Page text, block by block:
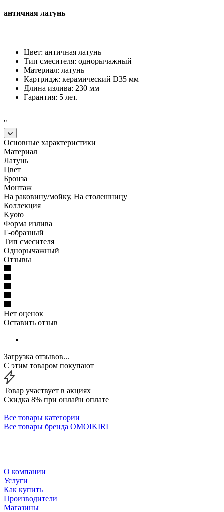
античная латунь
Цвет: античная латунь
Тип смесителя: однорычажный
Материал: латунь
Картридж: керамический D35 мм
Длина излива: 230 мм
Гарантия: 5 лет.
"
Основные характеристики
Материал
Латунь
Цвет
Бронза
Монтаж
На раковину/мойку, На столешницу
Коллекция
Kyoto
Форма излива
Г-образный
Тип смесителя
Однорычажный
Отзывы
Нет оценок
Оставить отзыв
Загрузка отзывов...
С этим товаром покупают
Товар участвует в акциях
Скидка 8% при онлайн оплате
Все товары категории
Все товары бренда OMOIKIRI
О компании
Услуги
Как купить
Производители
Магазины